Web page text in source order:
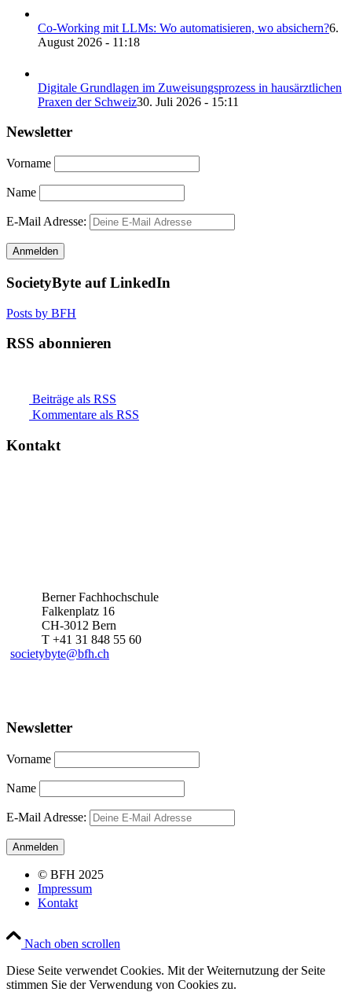
Co-Working mit LLMs: Wo automatisieren, wo absichern?6.
August 2026 - 11:18
Digitale Grundlagen im Zuweisungsprozess in hausärztlichen
Praxen der Schweiz30. Juli 2026 - 15:11
Newsletter
Vorname
Name
E-Mail Adresse:
SocietyByte auf LinkedIn
Posts by BFH
RSS abonnieren
Beiträge als RSS
Kommentare als RSS
Kontakt
Berner Fachhochschule
Falkenplatz 16
CH-3012 Bern
T +41 31 848 55 60
societybyte@bfh.ch
Newsletter
Vorname
Name
E-Mail Adresse:
© BFH 2025
Impressum
Kontakt
Nach oben scrollen
Diese Seite verwendet Cookies. Mit der Weiternutzung der Seite
stimmen Sie der Verwendung von Cookies zu.